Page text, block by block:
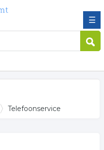
☰
Telefoonservice